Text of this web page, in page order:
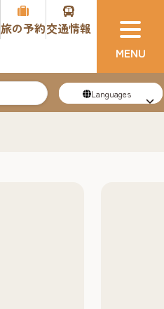
旅の予約交通情報
Languages